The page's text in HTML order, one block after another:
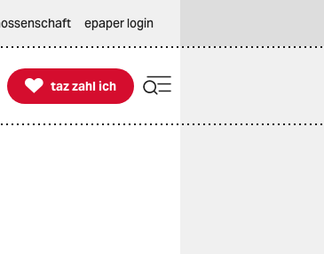
epaper login

taz zahl ich
taz zahl ich